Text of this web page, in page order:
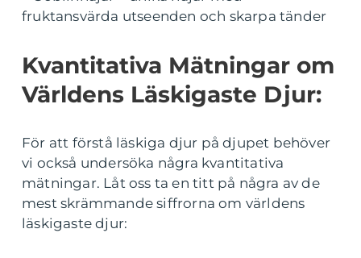
fruktansvärda utseenden och skarpa tänder
Kvantitativa Mätningar om
Världens Läskigaste Djur:
För att förstå läskiga djur på djupet behöver
vi också undersöka några kvantitativa
mätningar. Låt oss ta en titt på några av de
mest skrämmande siffrorna om världens
läskigaste djur: